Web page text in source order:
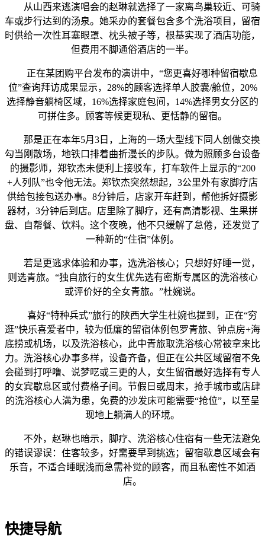
从山西来逃演唱会的赵琳就选择了一家离鸟巢较近、可骑
车或步行达到的汤泉。她采办的套餐包含多个洗浴项目，留宿
时供给一次性耳塞眼罩、枕头被子等，根基实现了酒店功能，
但费用不脚通俗酒店的一半。
正在某团购平台发布的演讲中，“您更喜好哪种留宿歇息
位”查询拜访成果显示，28%的顾客选择单人胶囊/舱位，20%
选择静音躺椅区域，16%选择家庭包间，14%选择男女分区的
可拼住多。顾客等候更现私、更恬静的留宿。
那是正在本年5月3日，上海的一场大型线下同人创做交换
勾当刚散场，地铁口排着曲折漫长的步队。做为照顾多台设备
的摄影师，郑钦杰未便利上接驳车，打车软件上显示的“200
+人列队”也令他无法。郑钦杰突然想起，3公里外有家脚疗店
供给包接包送办事。8分钟后，店家开车赶到，帮他拆好摄影
器材，3分钟后到店。店里除了脚疗，还有高清影视、生果拼
盘、自帮餐、饮料。这个夜晚，他不只缓解了怠倦，还发觉了
一种新的“住宿”体例。
若是更逃求体验和办事，选洗浴核心；只想好好睡一觉，
则选青旅。“独自旅行的女生优先选有密斯专属区的洗浴核心
或评价好的全女青旅。”杜婉说。
喜好“特种兵式”旅行的陕西大学生杜婉也提到，正在“穷
逛”快乐喜爱者中，较为低廉的留宿体例包罗青旅、钟点房+海
底捞或机场，以及洗浴核心，此中青旅取洗浴核心常被拿来比
力。洗浴核心办事多样，设备齐备，但正在公共区域留宿不免
会碰到打呼噜、说梦呓或三更的人，女生留宿最好选择有专人
的女宾歇息区或付费格子间。节假日或周末，抢手城市或店肆
的洗浴核心人满为患，免费的沙发床可能需要“抢位”，以至呈
现地上躺满人的环境。
不外，赵琳也暗示，脚疗、洗浴核心住宿有一些无法避免
的错误谬误：住客较多，好需要早到挑选；留宿歇息区域会有
乐音，不适合睡眠浅而急需补觉的顾客，而且私密性不如酒
店。
快捷导航